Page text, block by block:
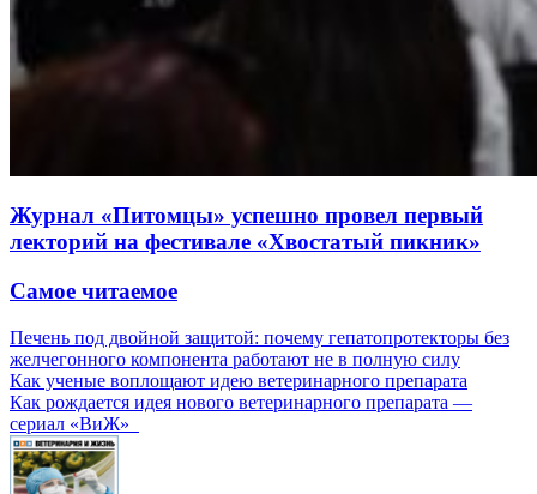
Журнал «Питомцы» успешно провел первый
лекторий на фестивале «Хвостатый пикник»
Самое читаемое
Печень под двойной защитой: почему гепатопротекторы без
желчегонного компонента работают не в полную силу
Как ученые воплощают идею ветеринарного препарата
Как рождается идея нового ветеринарного препарата —
сериал «ВиЖ»